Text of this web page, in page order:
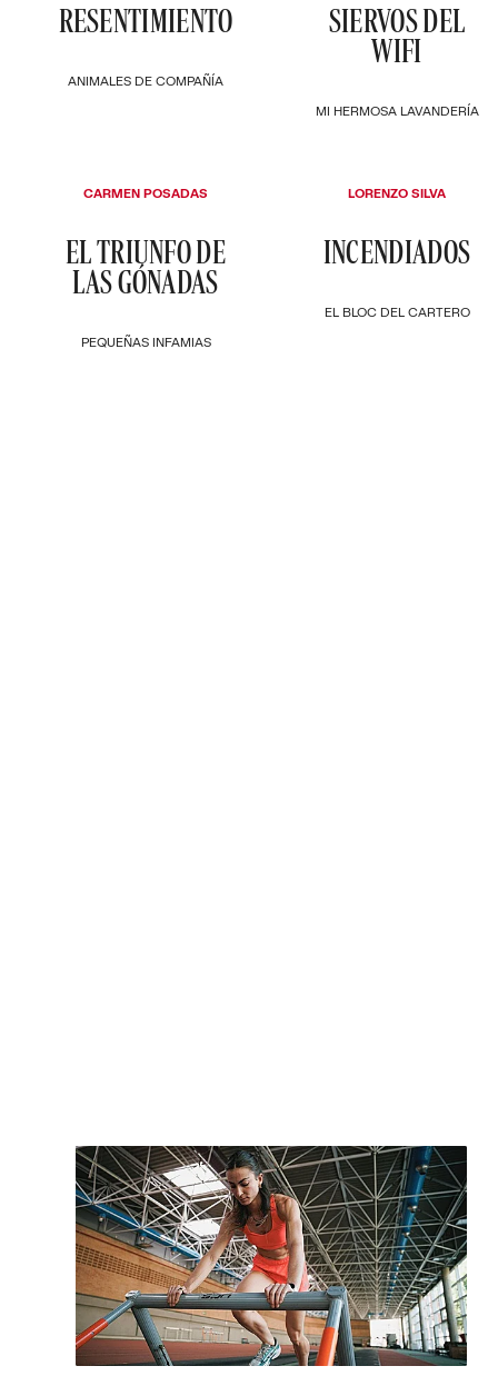
ANIMALES DE COMPAÑÍA
RESENTIMIENTO
MI HERMOSA LAVANDERÍA
SIERVOS DEL
WIFI
PEQUEÑAS INFAMIAS
EL TRIUNFO DE
LAS GÓNADAS
CARMEN POSADAS
EL BLOC DEL CARTERO
INCENDIADOS
LORENZO SILVA